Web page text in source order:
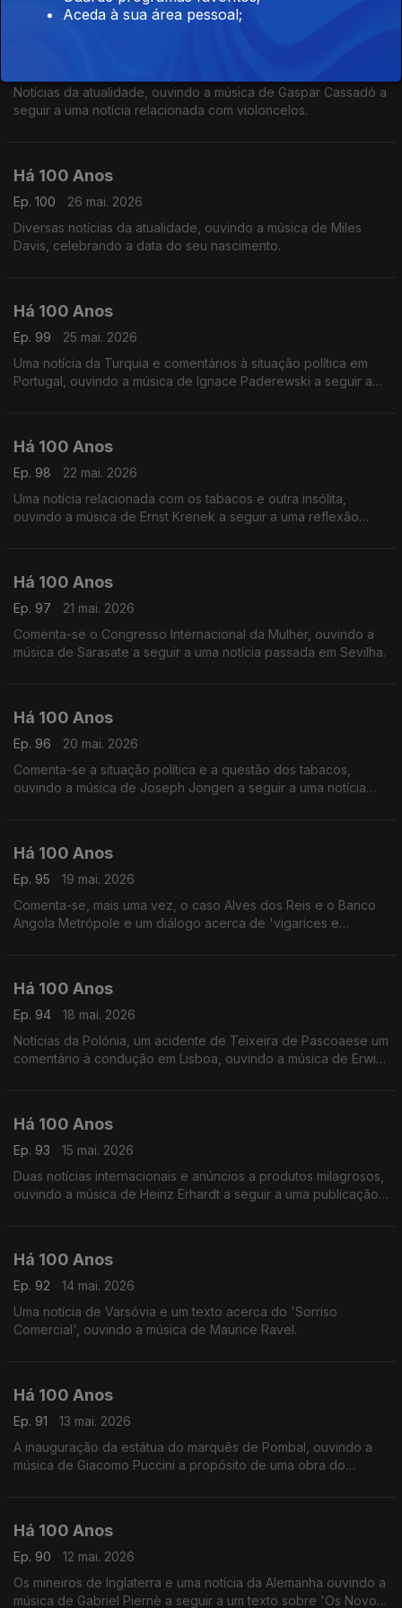
Notícias da atualidade, ouvindo a música de Gaspar Cassadó a
seguir a uma notícia relacionada com violoncelos.
Há 100 Anos
Ep. 100
26 mai. 2026
Diversas notícias da atualidade, ouvindo a música de Miles
Davis, celebrando a data do seu nascimento.
Há 100 Anos
Ep. 99
25 mai. 2026
Uma notícia da Turquia e comentários à situação política em
Portugal, ouvindo a música de Ignace Paderewski a seguir a
Há 100 Anos
Ep. 98
22 mai. 2026
Uma notícia relacionada com os tabacos e outra insólita,
ouvindo a música de Ernst Krenek a seguir a uma reflexão
Há 100 Anos
Ep. 97
21 mai. 2026
Comenta-se o Congresso Internacional da Mulher, ouvindo a
música de Sarasate a seguir a uma notícia passada em Sevilha.
Há 100 Anos
Ep. 96
20 mai. 2026
Comenta-se a situação política e a questão dos tabacos,
ouvindo a música de Joseph Jongen a seguir a uma notícia
Há 100 Anos
Ep. 95
19 mai. 2026
Comenta-se, mais uma vez, o caso Alves dos Reis e o Banco
Angola Metrópole e um diálogo acerca de 'vigarices e
Há 100 Anos
Ep. 94
18 mai. 2026
Notícias da Polónia, um acidente de Teixeira de Pascoaese um
comentário à condução em Lisboa, ouvindo a música de Erwin
Há 100 Anos
Ep. 93
15 mai. 2026
Duas notícias internacionais e anúncios a produtos milagrosos,
ouvindo a música de Heinz Erhardt a seguir a uma publicação
Há 100 Anos
Ep. 92
14 mai. 2026
Uma notícia de Varsóvia e um texto acerca do 'Sorriso
Comercial', ouvindo a música de Maurice Ravel.
Há 100 Anos
Ep. 91
13 mai. 2026
A inauguração da estátua do marquês de Pombal, ouvindo a
música de Giacomo Puccini a propósito de uma obra do
Há 100 Anos
Ep. 90
12 mai. 2026
Os mineiros de Inglaterra e uma notícia da Alemanha ouvindo a
música de Gabriel Piernè a seguir a um texto sobre 'Os Novos
Aceda à sua área pessoal;